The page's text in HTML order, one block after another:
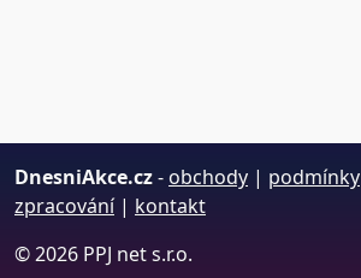
DnesniAkce.cz-obchody | podmínky
zpracování| kontakt
© 2026 PPJ net s.r.o.